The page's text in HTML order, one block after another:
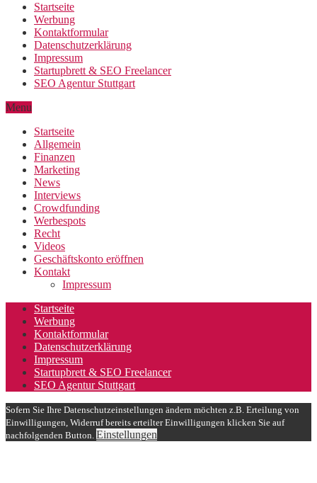
Startseite
Werbung
Kontaktformular
Datenschutzerklärung
Impressum
Startupbrett & SEO Freelancer
SEO Agentur Stuttgart
Menu
Startseite
Allgemein
Finanzen
Marketing
News
Interviews
Crowdfunding
Werbespots
Recht
Videos
Geschäftskonto eröffnen
Kontakt
Impressum
Startseite
Werbung
Kontaktformular
Datenschutzerklärung
Impressum
Startupbrett & SEO Freelancer
SEO Agentur Stuttgart
Sofern Sie Ihre Datenschutzeinstellungen ändern möchten z.B. Erteilung von
Einwilligungen, Widerruf bereits erteilter Einwilligungen klicken Sie auf
nachfolgenden Button. Einstellungen